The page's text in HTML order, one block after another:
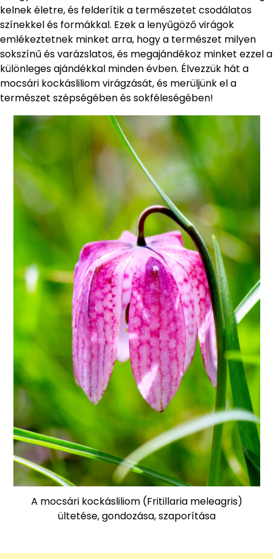
kelnek életre, és felderítik a természetet csodálatos
színekkel és formákkal. Ezek a lenyűgöző virágok
emlékeztetnek minket arra, hogy a természet milyen
sokszínű és varázslatos, és megajándékoz minket ezzel a
különleges ajándékkal minden évben. Élvezzük hát a
mocsári kockásliliom virágzását, és merüljünk el a
természet szépségében és sokféleségében!
A mocsári kockásliliom (Fritillaria meleagris)
ültetése, gondozása, szaporítása